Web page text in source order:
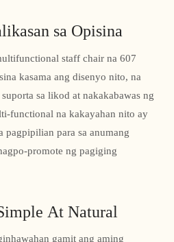
sa Opisina
staff chair na 607
kasama ang disenyo nito, na
sa likod at nakakabawas ng
functional na kakayahan nito ay
para sa anumang
promote ng pagiging
At Natural
gamit ang aming